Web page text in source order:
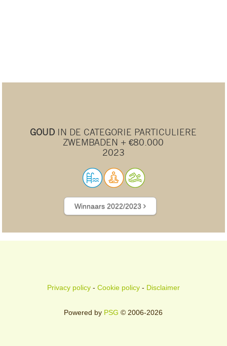
GOUD IN DE CATEGORIE PARTICULIERE
ZWEMBADEN + €80.000
2023
Winnaars 2022/2023
Privacy policy- Cookie policy- Disclaimer
Powered by PSG © 2006-2026